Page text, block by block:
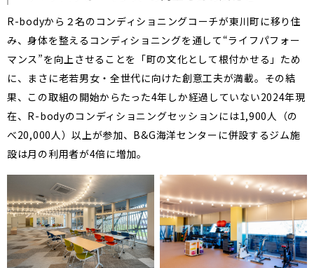
R-bodyから２名のコンディショニングコーチが東川町に移り住
み、身体を整えるコンディショニングを通して“ライフパフォー
マンス”を向上させることを「町の文化として根付かせる」ため
に、まさに老若男女・全世代に向けた創意工夫が満載。その結
果、この取組の開始からたった4年しか経過していない2024年現
在、R-bodyのコンディショニングセッションには1,900人（の
べ20,000人）以上が参加、B&G海洋センターに併設するジム施
設は月の利用者が4倍に増加。